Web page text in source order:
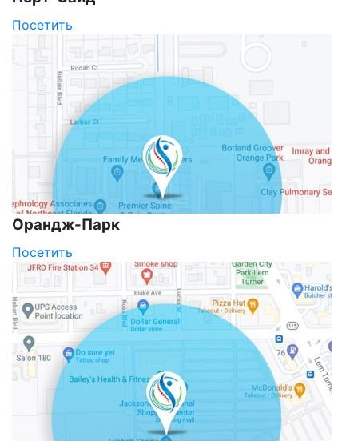
Посетить
Орандж-Парк
Посетить